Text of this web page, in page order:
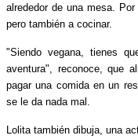
alrededor de una mesa.
pero también a cocinar.
"Siendo vegana, tienes
aventura", reconoce, que
pagar una comida en un
se le da nada mal.
Lolita también dibuja, una